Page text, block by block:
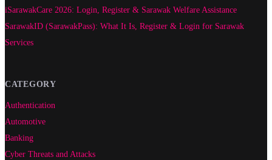
iSarawakCare 2026: Login, Register & Sarawak Welfare Assistance
SarawakID (SarawakPass): What It Is, Register & Login for Sarawak
Services
CATEGORY
Authentication
Automotive
Banking
Cyber Threats and Attacks